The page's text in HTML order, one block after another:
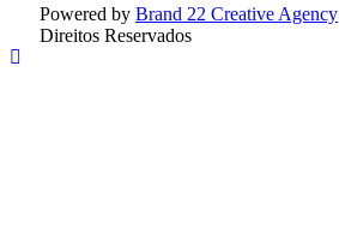
Powered by Brand 22 Creative Agency
Direitos Reservados